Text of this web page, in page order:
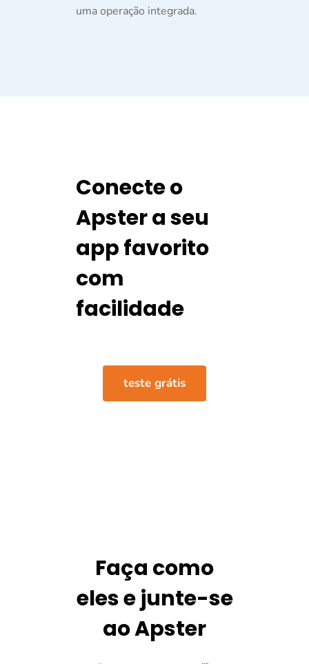
uma operação integrada.
Conecte o
Apster a seu
app favorito
com
facilidade
teste grátis
Faça como
eles e junte-se
ao Apster